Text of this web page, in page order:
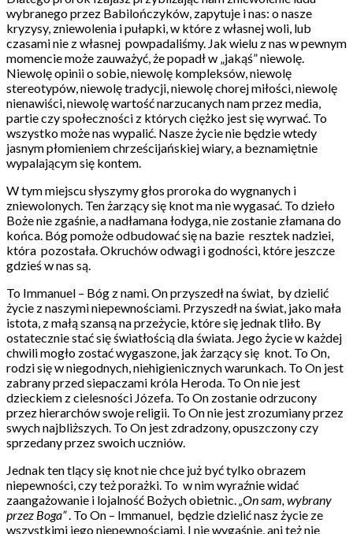
wybranego przez Babilończyków, zapytuje i nas: o nasze
kryzysy, zniewolenia i pułapki, w które z własnej woli, lub
czasami nie z własnej powpadaliśmy. Jak wielu z nas w pewnym
momencie może zauważyć, że popadł w „jakąś” niewolę.
Niewolę opinii o sobie, niewolę kompleksów, niewolę
stereotypów, niewolę tradycji, niewolę chorej miłości, niewolę
nienawiści, niewolę wartość narzucanych nam przez media,
partie czy społeczności z których ciężko jest się wyrwać. To
wszystko może nas wypalić. Nasze życie nie będzie wtedy
jasnym płomieniem chrześcijańskiej wiary, a beznamiętnie
wypalającym się kontem.
W tym miejscu słyszymy głos proroka do wygnanych i
zniewolonych. Ten żarzący się knot ma nie wygasać. To dzieło
Boże nie zgaśnie, a nadłamana łodyga, nie zostanie złamana do
końca. Bóg pomoże odbudować się na bazie resztek nadziei,
która pozostała. Okruchów odwagi i godności, które jeszcze
gdzieś w nas są.
To Immanuel – Bóg z nami. On przyszedł na świat, by dzielić
życie z naszymi niepewnościami. Przyszedł na świat, jako mała
istota, z małą szansą na przeżycie, które się jednak tliło. By
ostatecznie stać się światłością dla świata. Jego życie w każdej
chwili mogło zostać wygaszone, jak żarzący się knot. To On,
rodzi się w niegodnych, niehigienicznych warunkach. To On jest
zabrany przed siepaczami króla Heroda. To On nie jest
dzieckiem z cielesności Józefa. To On zostanie odrzucony
przez hierarchów swoje religii. To On nie jest zrozumiany przez
swych najbliższych. To On jest zdradzony, opuszczony czy
sprzedany przez swoich uczniów.
Jednak ten tlący się knot nie chce już być tylko obrazem
niepewności, czy też porażki. To w nim wyraźnie widać
zaangażowanie i lojalność Bożych obietnic.„On sam, wybrany
przez Boga”. To On – Immanuel, będzie dzielić nasz życie ze
wszystkimi jego niepewnościami. I nie wygaśnie, ani też nie